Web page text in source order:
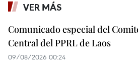
VER MÁS
Comunicado especial del
Central del PPRL de Laos
09/08/2026 00:24